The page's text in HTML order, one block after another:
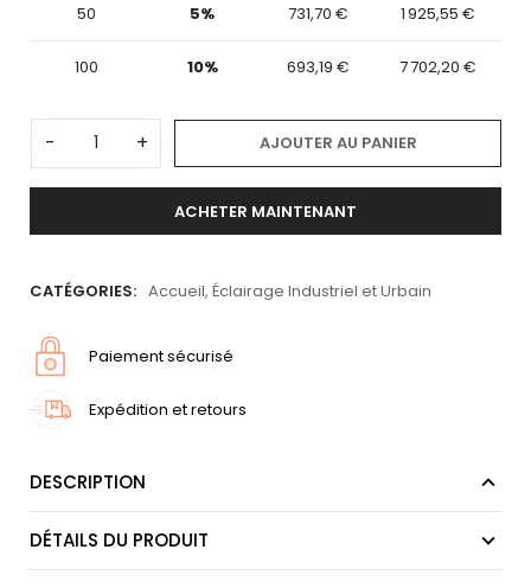
50 5% 731,70 € 1 925,55 €
100 10% 693,19 € 7 702,20 €
- + AJOUTER AU PANIER
ACHETER MAINTENANT
CATÉGORIES: Accueil, Éclairage Industriel et Urbain
Paiement sécurisé
Expédition et retours
DESCRIPTION
DÉTAILS DU PRODUIT